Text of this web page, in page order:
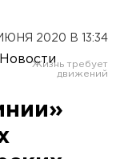
ИЮНЯ 2020 В 13:34